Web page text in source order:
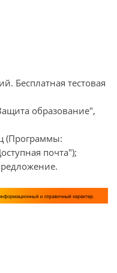
Бесплатная тестовая
образование",
(Программы:
почта");